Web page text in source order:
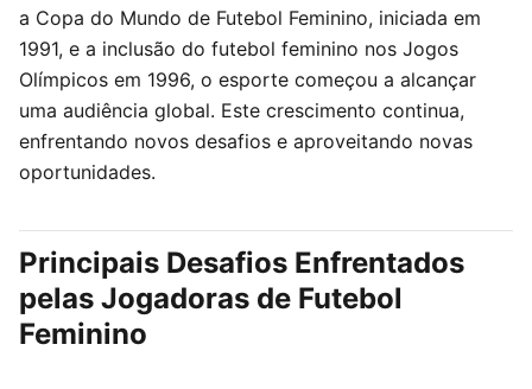
a Copa do Mundo de Futebol Feminino, iniciada em
1991, e a inclusão do futebol feminino nos Jogos
Olímpicos em 1996, o esporte começou a alcançar
uma audiência global. Este crescimento continua,
enfrentando novos desafios e aproveitando novas
oportunidades.
Principais Desafios Enfrentados
pelas Jogadoras de Futebol
Feminino